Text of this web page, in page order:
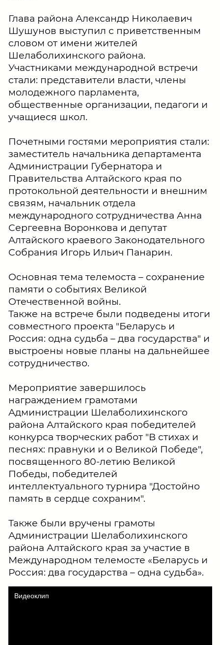
Глава района Александр Николаевич
Шушунов выступил с приветственным
словом от имени жителей
Шелаболихинского района.
Участниками международной встречи
стали: представители власти, члены
молодежного парламента,
общественные организации, педагоги и
учащиеся школ.
Почетными гостями мероприятия стали:
заместитель начальника департамента
Администрации Губернатора и
Правительства Алтайского края по
протокольной деятельности и внешним
связям, начальник отдела
международного сотрудничества Анна
Сергеевна Воронкова и депутат
Алтайского краевого Законодательного
Собрания Игорь Ильич Панарин.
Основная тема телемоста – сохранение
памяти о событиях Великой
Отечественной войны.
Также на встрече были подведены итоги
совместного проекта "Беларусь и
Россия: одна судьба – два государства" и
выстроены новые планы на дальнейшее
сотрудничество.
Мероприятие завершилось
награждением грамотами
Администрации Шелаболихинского
района Алтайского края победителей
конкурса творческих работ "В стихах и
песнях: правнуки и о Великой Победе",
посвященного 80-летию Великой
Победы, победителей
интеллектуального турнира "Достойно
память в сердце сохраним".
Также были вручены грамоты
Администрации Шелаболихинского
района Алтайского края за участие в
Международном телемосте «Беларусь и
Россия: два государства – одна судьба».